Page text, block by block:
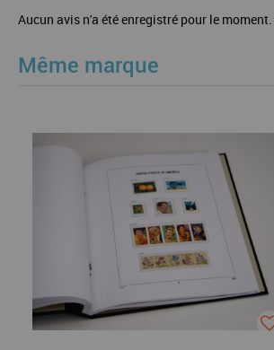
Aucun avis n'a été enregistré pour le moment.
Même marque